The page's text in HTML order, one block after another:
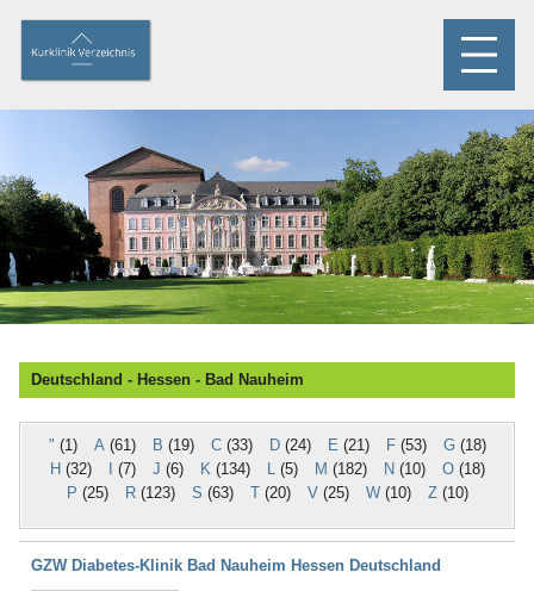
Deutschland - Hessen - Bad Nauheim
" (1) A(61) B (19) C(33) D(24) E (21) F(53) G(18)
H (32) (7) J (6) K(134) L(5) M (182) N (10) O(18)
P (25) R(123) S (63) T(20) V(25) W(10) Z(10)
GZW Diabetes-Klinik Bad Nauheim Hessen Deutschland